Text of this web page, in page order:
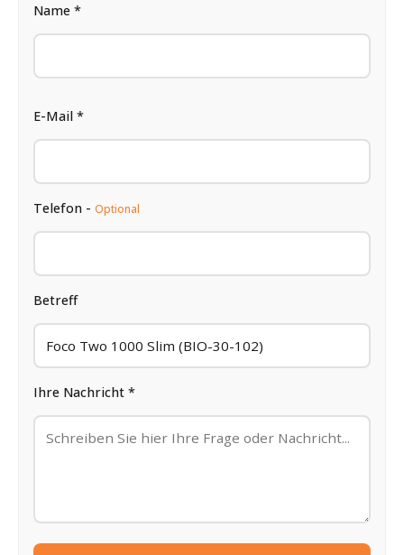
Name *
E-Mail *
Telefon - Optional
Betreff
Ihre Nachricht *